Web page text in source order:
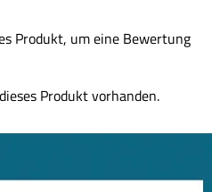
Produkt, um eine Bewertung
Produkt vorhanden.